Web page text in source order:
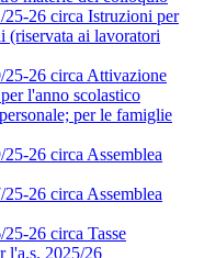
26 circa Istruzioni per
(riservata ai lavoratori
26 circa Attivazione
l'anno scolastico
per le famiglie
26 circa Assemblea
26 circa Assemblea
26 circa Tasse
l'a.s. 2025/26